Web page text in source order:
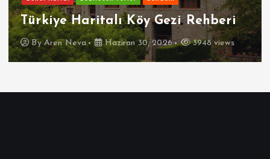
Türkiye Haritalı Köy Gezi Rehberi
ByAren Neva Haziran 30, 2026 3948 views